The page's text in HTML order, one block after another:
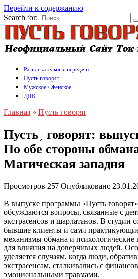
Перейти к содержанию
Search for:
Развлекательные передачи
Пусть говорят
Мужское / Женское
ДНК
Главная » Пусть говорят
Пусть˲ говорят:
По обе стороны
Магическая западня
Просмотров 257 Опубликовано
В выпуске программы «Пусть говорят»
обсуждаются вопросы, связанные с
экстрасенсов и шарлатанов. В студии
бывшие клиенты и сами
механизмы обмана и
для влияния на доверчивых людей.
уделяется случаям, когда люди,
экстрасенсам, сталкивались с
эмоциональными травмами.